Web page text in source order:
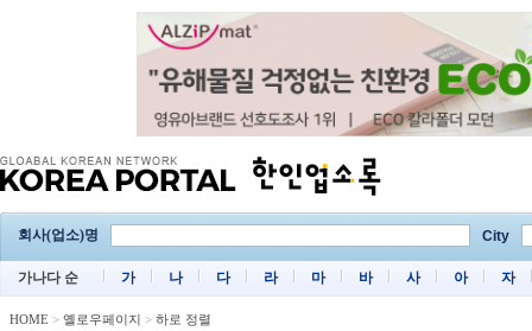
회사(업소)명 City
가나다 순 가 나 다 라 마 바 사 아 자
HOME > 옐로우페이지 > 하로 정렬